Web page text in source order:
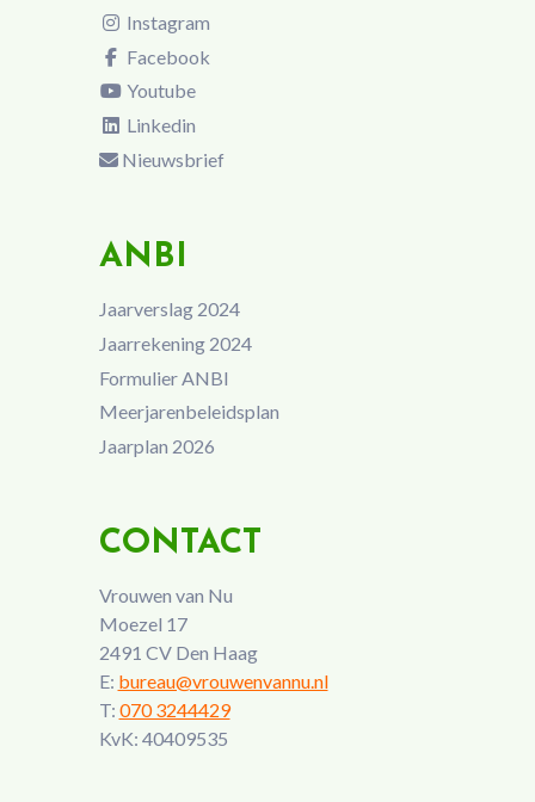
Instagram
Facebook
Youtube
Linkedin
Nieuwsbrief
ANBI
Jaarverslag 2024
Jaarrekening 2024
Formulier ANBI
Meerjarenbeleidsplan
Jaarplan 2026
CONTACT
Vrouwen van Nu
Moezel 17
2491 CV Den Haag
E: bureau@vrouwenvannu.nl
T: 070 3244429
KvK: 40409535